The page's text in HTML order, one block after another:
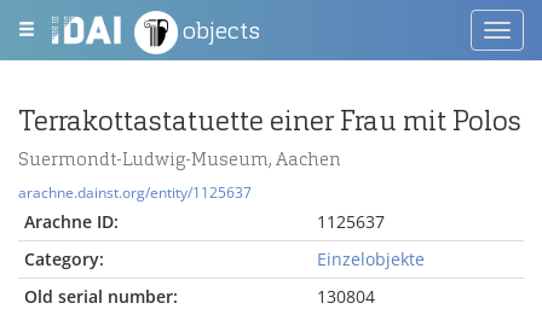
objects
Terrakottastatuette einer Frau mit Polos
Suermondt-Ludwig-Museum, Aachen
arachne.dainst.org/entity/1125637
Arachne ID:
1125637
Category:
Einzelobjekte
Old serial number:
130804